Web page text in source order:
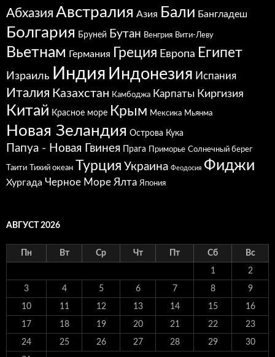
Абхазия Австралия Азия Бали Бангладеш
Болгария Бруней Бутан Венгрия Вити-Леву
Вьетнам Германия Греция Европа Египет
Израиль Индия Индонезия Испания
Италия Казахстан Камбоджа Карпаты Киргизия
Китай Красное море Крым Мексика Мьянма
Новая Зеландия Острова Кука
Папуа - Новая Гвинея Прага Приморье Солнечный берег
Таити Тихий океан Турция Украина Феодосия Фиджи
Хургада Черное Море Ялта Япония
АВГУСТ 2026
Пн Вт Ср Чт Пт Сб Вс
1 2
3 4 5 6 7 8 9
10 11 12 13 14 15 16
17 18 19 20 21 22 23
24 25 26 27 28 29 30